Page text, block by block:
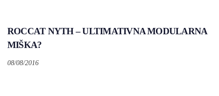
ROCCAT NYTH – ULTIMATIVNA MODULARNA
MIŠKA?
08/08/2016